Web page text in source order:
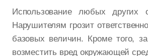
Использование любых
Нарушителям грозит
базовых величин. Кроме того,
возместить вред окружающей